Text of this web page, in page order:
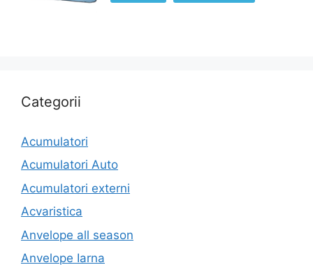
Categorii
Acumulatori
Acumulatori Auto
Acumulatori externi
Acvaristica
Anvelope all season
Anvelope Iarna